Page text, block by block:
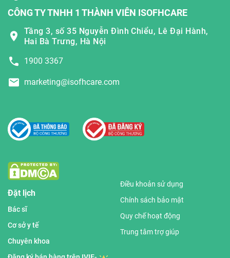
CÔNG TY TNHH 1 THÀNH VIÊN ISOFHCARE
Tầng 3, số 35 Nguyễn Đình Chiểu, Lê Đại Hành,
Hai Bà Trưng, Hà Nội
1900 3367
marketing@isofhcare.com
Đặt lịch
Bác sĩ
Cơ sở y tế
Chuyên khoa
Điều khoản sử dụng
Chính sách bảo mật
Quy chế hoạt động
Trung tâm trợ giúp